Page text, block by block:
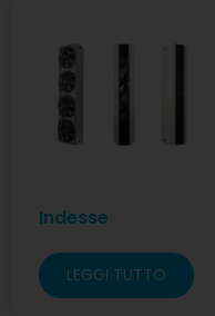
Indesse
LEGGI TUTTO